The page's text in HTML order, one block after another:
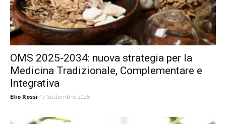
OMS 2025-2034: nuova strategia per la
Medicina Tradizionale, Complementare e
Integrativa
Elio Rossi 17 Settembre 2025